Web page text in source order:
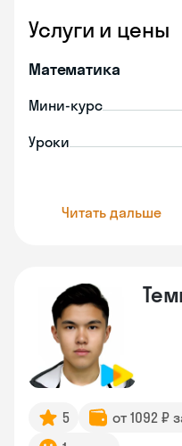
Услуги и цены
Математика
Мини-курс
Уроки
Читать дальше
5 от 1092 ₽